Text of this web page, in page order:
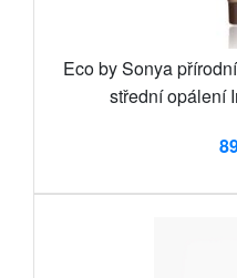
Eco by Sonya
střední opálení